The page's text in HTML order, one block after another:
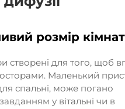
розмір
створені для того, щоб
Маленький
спальні, може погано
у вітальні чи в